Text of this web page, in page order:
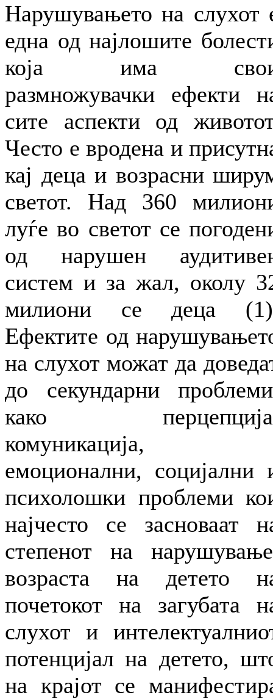
Нарушувањето на слухот
една од најлошите
која има
размножувачки ефекти
сите аспекти од
Често е вродена и
кај деца и возрасни
светот. Над 360
луѓе во светот се
од нарушен
систем и за жал, околу
милиони се деца
Ефектите од
на слухот можат да
до секундарни
како
комуникација,
емоционални, социјални
психолошки проблеми
најчесто се засноваат
степенот на
возраста на детето
почетокот на загубата
слухот и
потенцијал на детето,
на крајот се